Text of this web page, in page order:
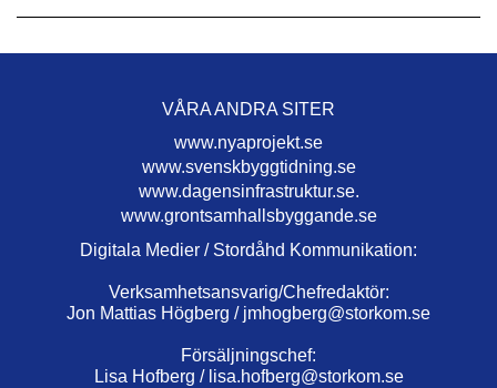
VÅRA ANDRA SITER
www.nyaprojekt.se
www.svenskbyggtidning.se
www.dagensinfrastruktur.se.
www.grontsamhallsbyggande.se
Digitala Medier / Stordåhd Kommunikation:
Verksamhetsansvarig/Chefredaktör:
Jon Mattias Högberg / jmhogberg@storkom.se
Försäljningschef:
Lisa Hofberg / lisa.hofberg@storkom.se